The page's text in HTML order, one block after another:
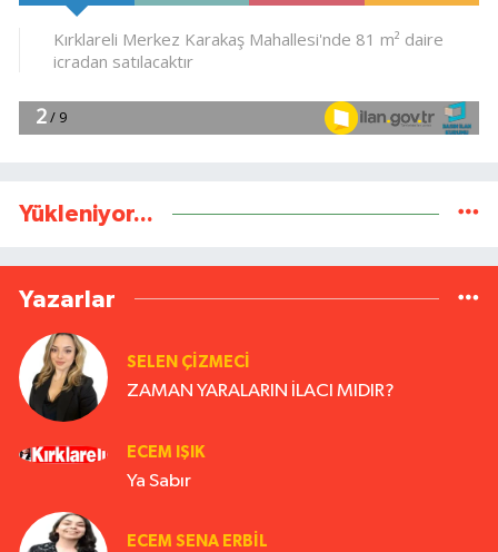
Yükleniyor...
Yazarlar
SELEN ÇİZMECİ
ZAMAN YARALARIN İLACI MIDIR?
ECEM IŞIK
Ya Sabır
ECEM SENA ERBIL